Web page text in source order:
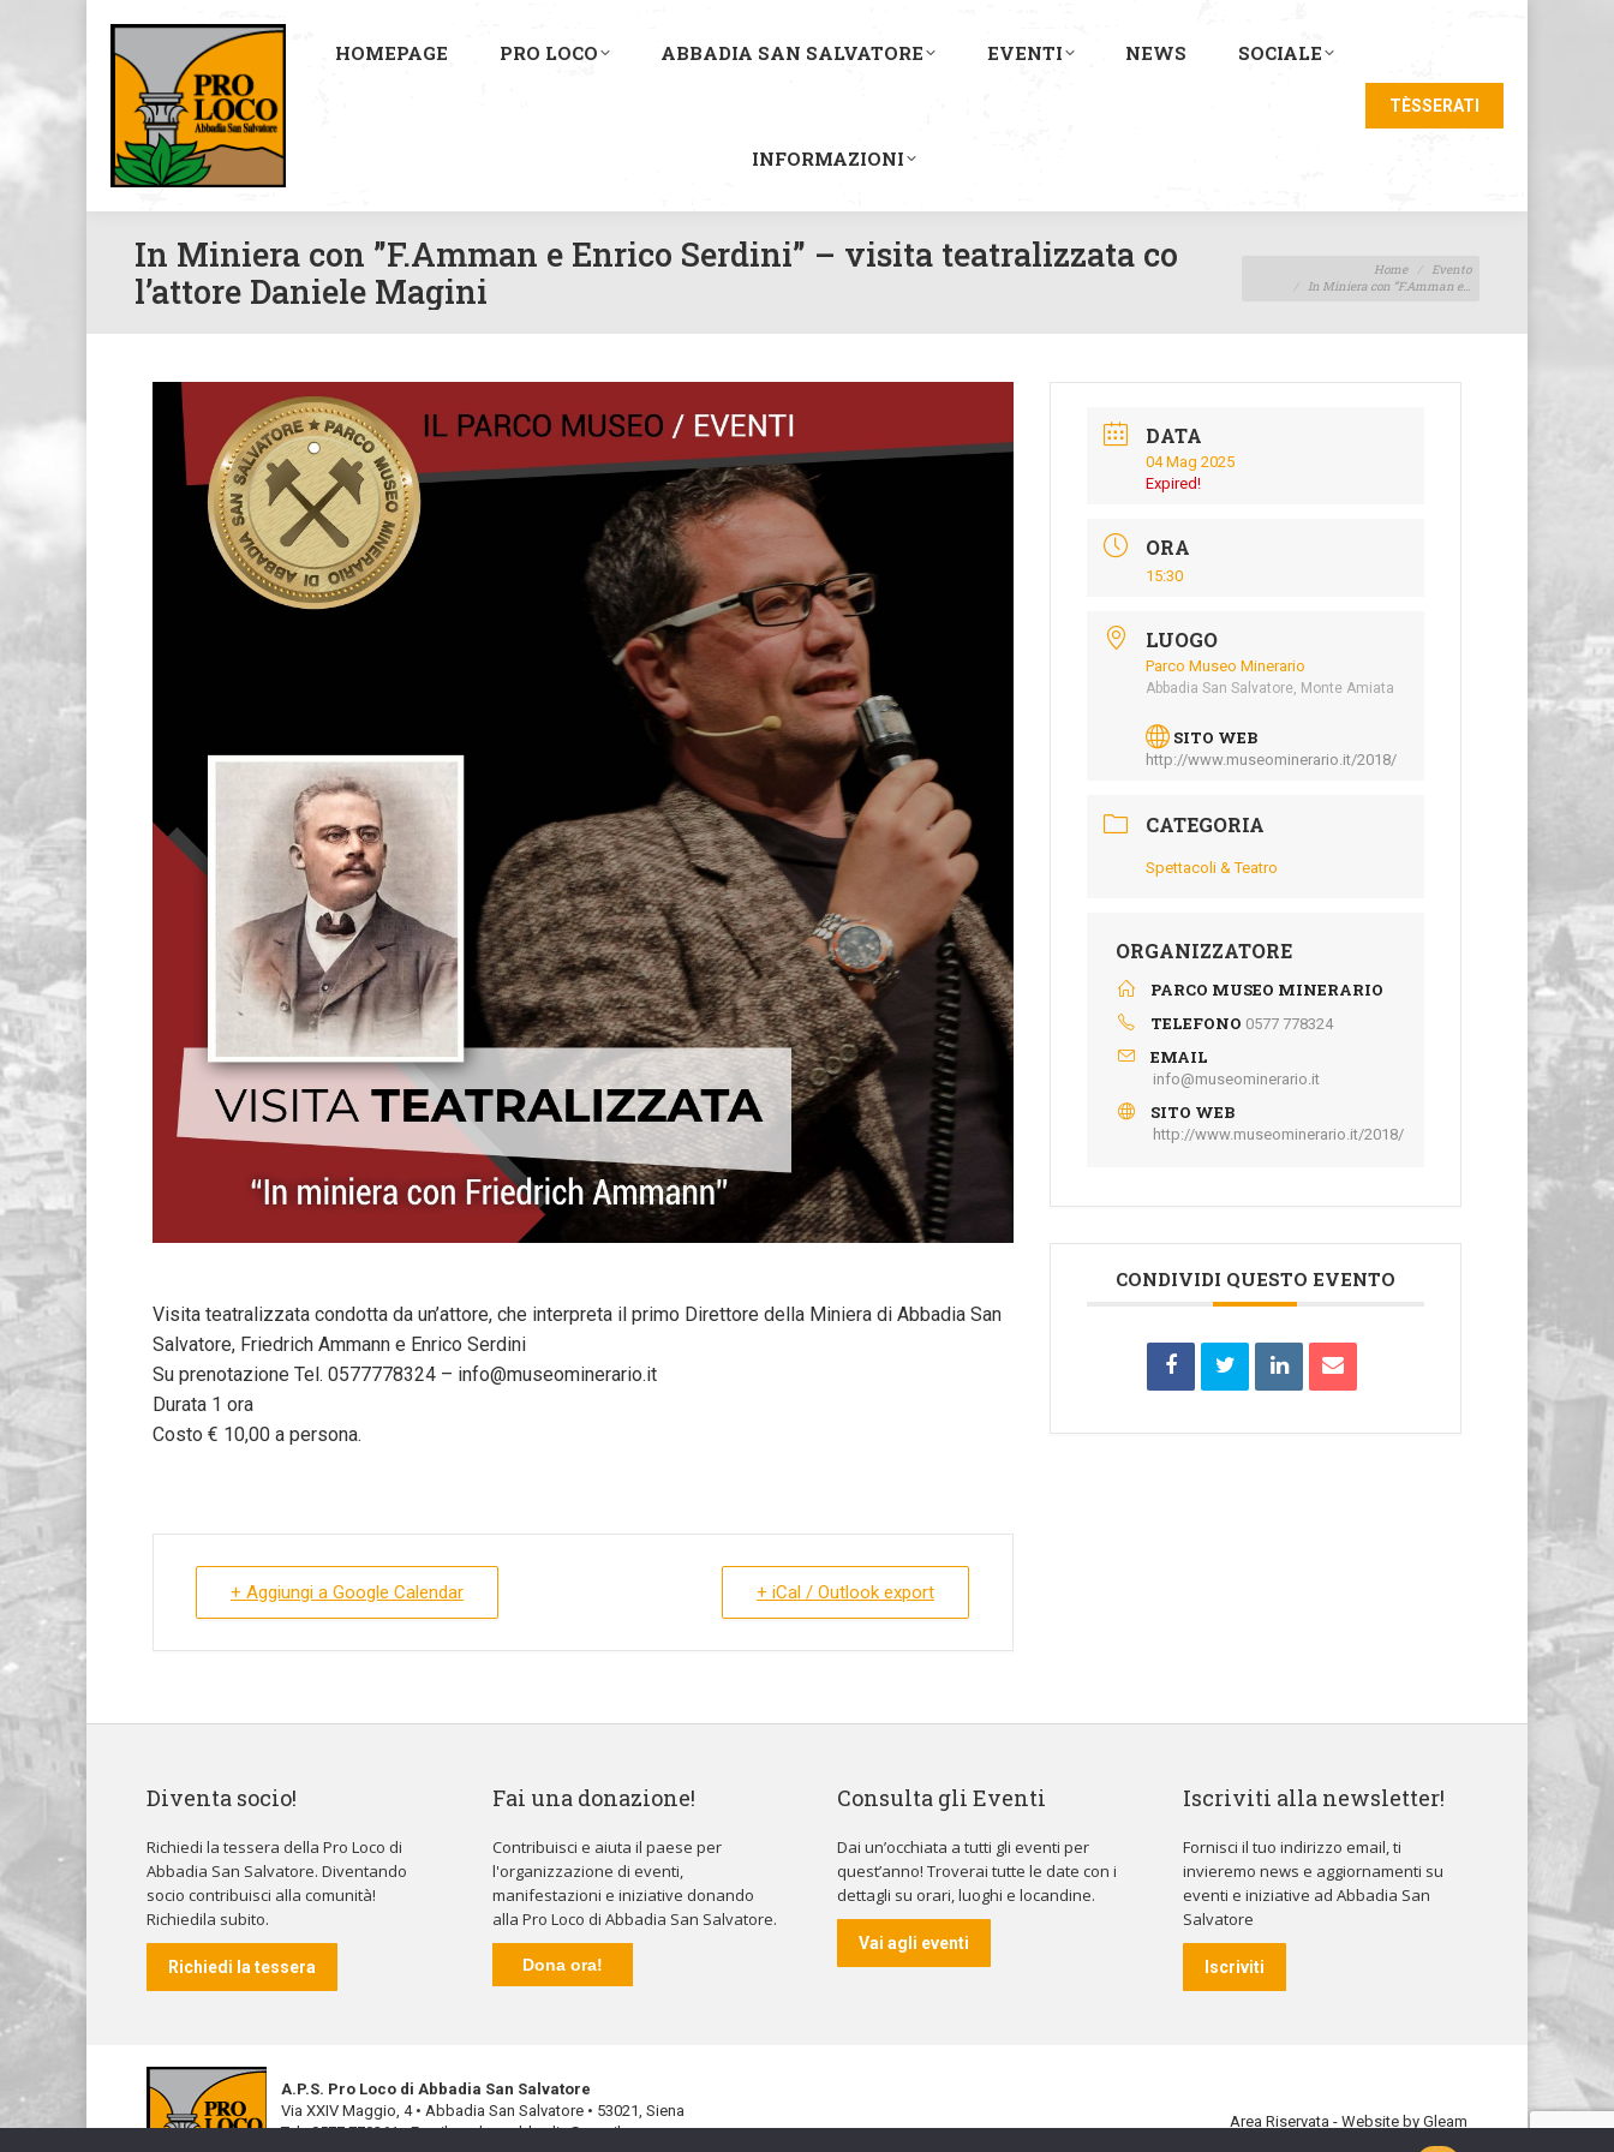
HOMEPAGE PRO LOCO ABBADIA SAN SALVATORE EVENTI NEWS SOCIALE
INFORMAZIONI
TÈSSERATI
In Miniera con ”F.Amman e Enrico Serdini” – visita teatralizzata co
l’attore Daniele Magini
Home
Evento
In Miniera con ”F.Amman e…
Visita teatralizzata condotta da un’attore, che interpreta il primo Direttore della Miniera di Abbadia San
Salvatore, Friedrich Ammann e Enrico Serdini
Su prenotazione Tel. 0577778324 – info@museominerario.it
Durata 1 ora
Costo € 10,00 a persona.
+ Aggiungi a Google Calendar + iCal / Outlook export
DATA
04 Mag 2025
Expired!
ORA
15:30
LUOGO
Parco Museo Minerario
Abbadia San Salvatore, Monte Amiata
SITO WEB
http://www.museominerario.it/2018/
CATEGORIA
Spettacoli & Teatro
ORGANIZZATORE
PARCO MUSEO MINERARIO
TELEFONO 0577 778324
EMAIL
info@museominerario.it
SITO WEB
http://www.museominerario.it/2018/
CONDIVIDI QUESTO EVENTO
Diventa socio!
Richiedi la tessera della Pro Loco di
Abbadia San Salvatore. Diventando
socio contribuisci alla comunità!
Richiedila subito.
Richiedi la tessera
Fai una donazione!
Contribuisci e aiuta il paese per
l'organizzazione di eventi,
manifestazioni e iniziative donando
alla Pro Loco di Abbadia San Salvatore.
Dona ora!
Consulta gli Eventi
Dai un’occhiata a tutti gli eventi per
quest’anno! Troverai tutte le date con i
dettagli su orari, luoghi e locandine.
Vai agli eventi
Iscriviti alla newsletter!
Fornisci il tuo indirizzo email, ti
invieremo news e aggiornamenti su
eventi e iniziative ad Abbadia San
Salvatore
Iscriviti
A.P.S. Pro Loco di Abbadia San Salvatore
Via XXIV Maggio, 4 • Abbadia San Salvatore • 53021, Siena
Tel.:0577 770361- Email:prolocoabbadia@gmail.com
Area Riservata - Website by Gleam